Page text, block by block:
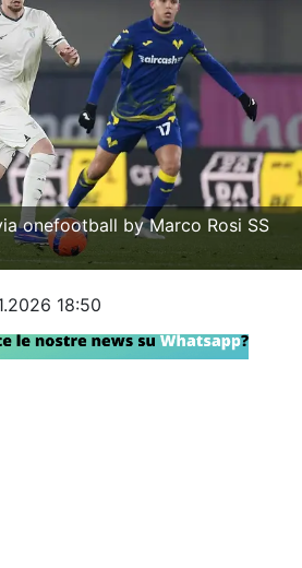
onefootball by Marco Rosi SS
18:50